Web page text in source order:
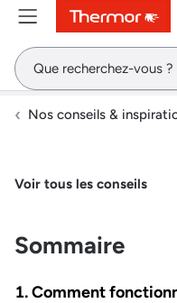
ContenuMenu
Nos conseils &
Voir tous les conseils
Sommaire
Comment